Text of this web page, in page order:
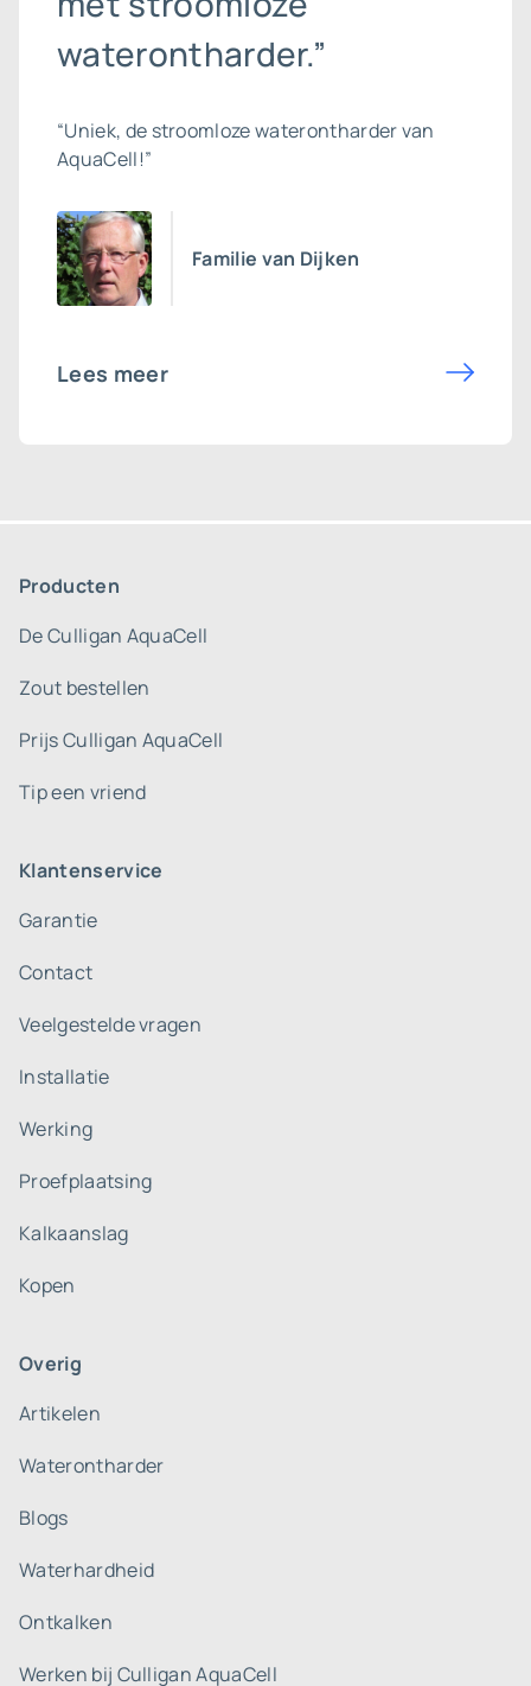
waterontharder.”
“Uniek, de stroomloze waterontharder van
AquaCell!”
Familie van Dijken
Lees meer
Producten
De Culligan AquaCell
Zout bestellen
Prijs Culligan AquaCell
Tip een vriend
Klantenservice
Garantie
Contact
Veelgestelde vragen
Installatie
Werking
Proefplaatsing
Kalkaanslag
Kopen
Overig
Artikelen
Waterontharder
Blogs
Waterhardheid
Ontkalken
Werken bij Culligan AquaCell